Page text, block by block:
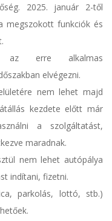
2025. január 2-től
megszokott funkciók és
az erre alkalmas
elvégezni.
nem lehet majd
kezdete előtt már
a szolgáltatást,
maradnak.
nem lehet autópálya
indítani, fizetni.
parkolás, lottó, stb.)